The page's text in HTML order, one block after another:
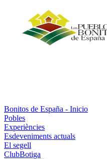
Bonitos de España - Inicio
Pobles
Experiències
Esdeveniments actuals
El segell
ClubBotiga